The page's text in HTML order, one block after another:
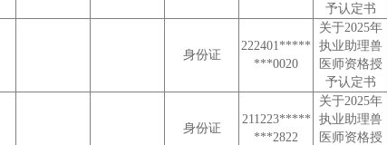
予认定书
身份证
222401*****
***0020
关于2025年
执业助理兽
医师资格授
予认定书
身份证
211223*****
***2822
关于2025年
执业助理兽
医师资格授